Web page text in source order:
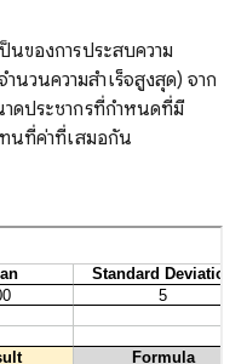
ของการประสบความ
นวนความสำเร็จสูงสุด) จาก
ดประชากรที่กำหนดที่มี
ทนที่ค่าที่เสมอกัน